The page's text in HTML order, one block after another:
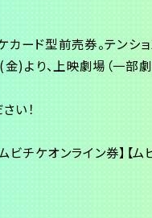
ード型前売券。テンシ
金)より、上映劇場（一
い！
チケオンライン券】【ム